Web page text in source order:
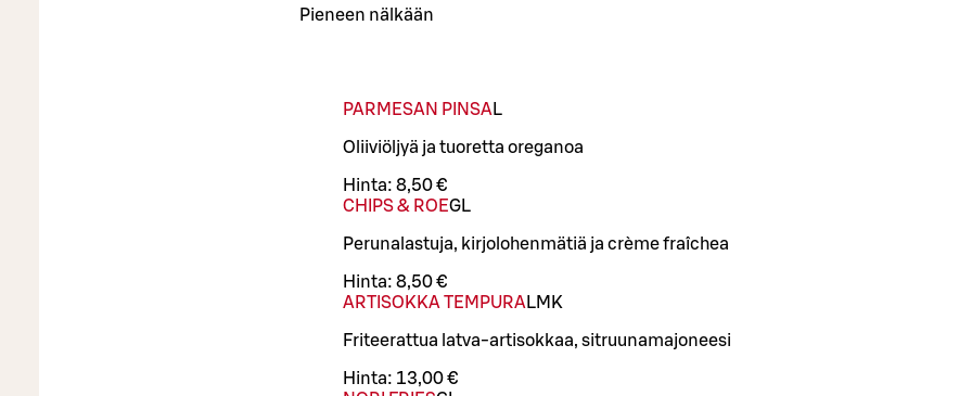
Pieneen nälkään
PARMESAN PINSA L
Oliiviöljyä ja tuoretta oreganoa
Hinta: 8,50 €
CHIPS & ROEGL
Perunalastuja, kirjolohenmätiä ja crème fraîchea
Hinta: 8,50 €
ARTISOKKA TEMPURA LM K
Friteerattua latva-artisokkaa, sitruunamajoneesi
Hinta: 13,00 €